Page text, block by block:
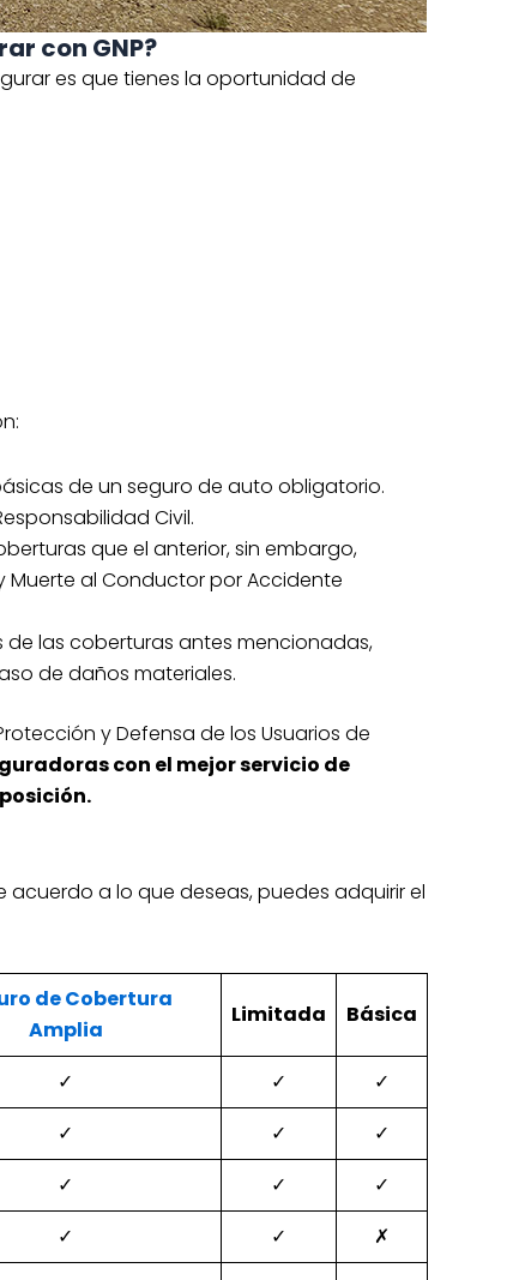
con GNP?
es que tienes la oportunidad de
de un seguro de auto obligatorio.
Civil.
que el anterior, sin embargo,
al Conductor por Accidente
las coberturas antes mencionadas,
de daños materiales.
y Defensa de los Usuarios de
con el mejor servicio de
acuerdo a lo que deseas, puedes adquirir el
de Cobertura
Amplia
Limitada Básica
✓ ✓
✓
✓ ✓
✓
✓ ✓
✓
✓ ✓
✗